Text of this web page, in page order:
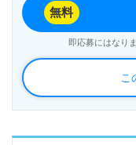
様の運営です。従
全国に350拠点以
で事業展開されて
を誇り、ワンラン
支援制度や教育研
かった！』のお声
こ
無料
即応募にはなり